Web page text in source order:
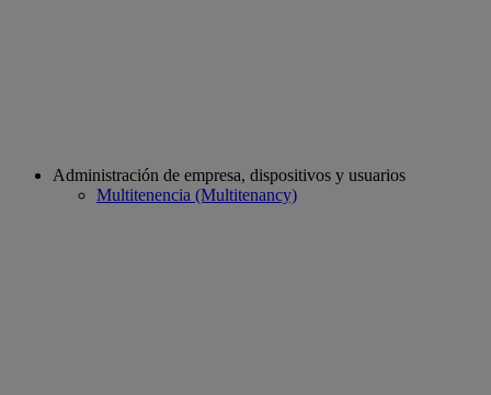
Administración de empresa, dispositivos y usuarios
Multitenencia (Multitenancy)